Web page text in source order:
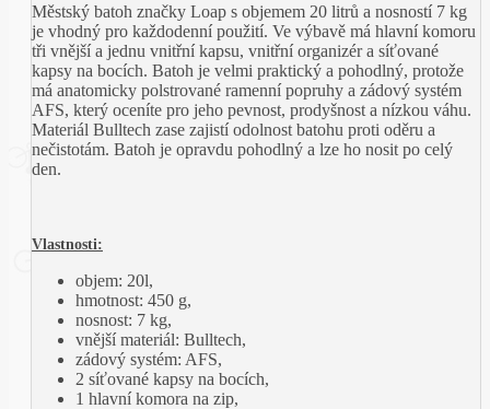
Městský batoh značky Loap s objemem 20 litrů a nosností 7 kg
je vhodný pro každodenní použití. Ve výbavě má hlavní komoru
tři vnější a jednu vnitřní kapsu, vnitřní organizér a síťované
kapsy na bocích. Batoh je velmi praktický a pohodlný, protože
má anatomicky polstrované ramenní popruhy a zádový systém
AFS, který oceníte pro jeho pevnost, prodyšnost a nízkou váhu.
Materiál Bulltech zase zajistí odolnost batohu proti oděru a
nečistotám. Batoh je opravdu pohodlný a lze ho nosit po celý
den.
Vlastnosti:
objem: 20l,
hmotnost: 450 g,
nosnost: 7 kg,
vnější materiál: Bulltech,
zádový systém: AFS,
2 síťované kapsy na bocích,
1 hlavní komora na zip,